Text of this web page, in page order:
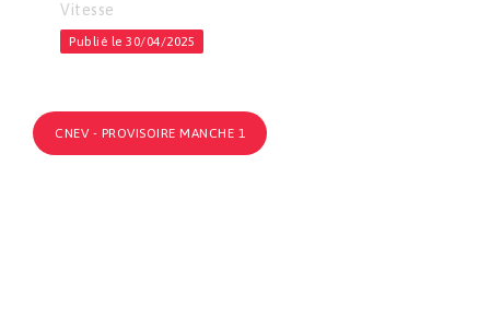
Vitesse
Publié le 30/04/2025
CNEV - PROVISOIRE MANCHE 1